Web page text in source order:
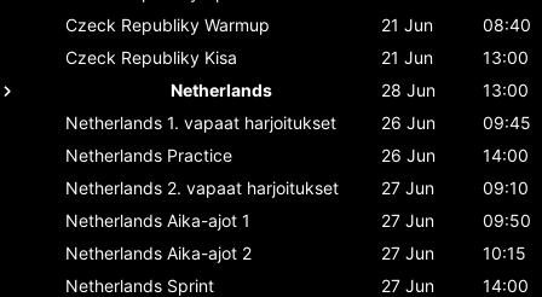
Czeck Republiky Warmup 21 Jun
08:40
Czeck Republiky Kisa 21 Jun
13:00
Netherlands
28 Jun
13:00
Netherlands 1. vapaat harjoitukset 26 Jun
09:45
Netherlands Practice 26 Jun
14:00
Netherlands 2. vapaat harjoitukset 27 Jun
09:10
Netherlands Aika-ajot 1 27 Jun
09:50
Netherlands Aika-ajot 2 27 Jun
10:15
Netherlands Sprint 27 Jun
14:00